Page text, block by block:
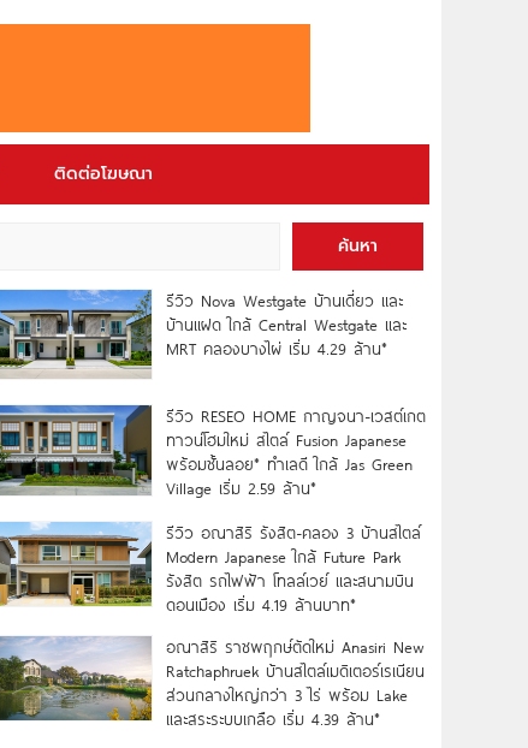
ติดต่อโฆษณา
ค้นหา
รีวิว Nova Westgate บ้านเดี่ยว และ
บ้านแฝด ใกล้ Central Westgate และ
MRT คลองบางไผ่ เริ่ม 4.29 ล้าน*
รีวิว RESEO HOME กาญจนา-เวสต์เกต
ทาวน์โฮมใหม่ สไตล์ Fusion Japanese
พร้อมชั้นลอย* ทำเลดี ใกล้ Jas Green
Village เริ่ม 2.59 ล้าน*
รีวิว อณาสิริ รังสิต-คลอง 3 บ้านสไตล์
Modern Japanese ใกล้ Future Park
รังสิต รถไฟฟ้า โทลล์เวย์ และสนามบิน
ดอนเมือง เริ่ม 4.19 ล้านบาท*
อณาสิริ ราชพฤกษ์ตัดใหม่ Anasiri New
Ratchaphruek บ้านสไตล์เมดิเตอร์เรเนียน
ส่วนกลางใหญ่กว่า 3 ไร่ พร้อม Lake
และสระระบบเกลือ เริ่ม 4.39 ล้าน*